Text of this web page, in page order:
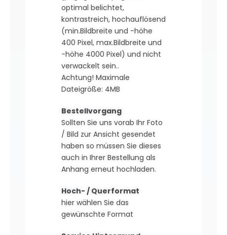
optimal belichtet,
kontrastreich, hochauflösend
(min.Bildbreite und -höhe
400 Pixel, max.Bildbreite und
-höhe 4000 Pixel) und nicht
verwackelt sein..
Achtung! Maximale
Dateigröße: 4MB
Bestellvorgang
Sollten Sie uns vorab Ihr Foto
/ Bild zur Ansicht gesendet
haben so müssen Sie dieses
auch in Ihrer Bestellung als
Anhang erneut hochladen.
Hoch- / Querformat
hier wählen Sie das
gewünschte Format